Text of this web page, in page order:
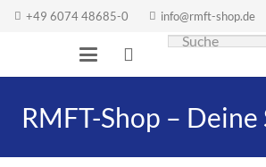
+49 6074 48685-0 info@rmft-shop.de
RMFT-Shop – Deine